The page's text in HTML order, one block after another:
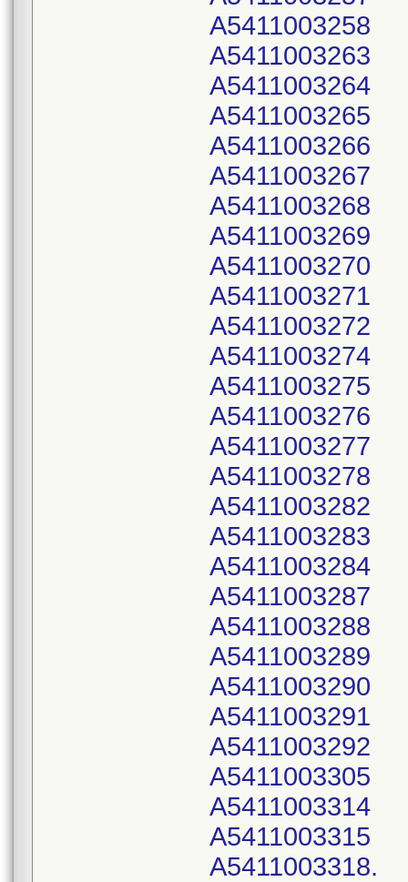
A5411003258
A5411003263
A5411003264
A5411003265
A5411003266
A5411003267
A5411003268
A5411003269
A5411003270
A5411003271
A5411003272
A5411003274
A5411003275
A5411003276
A5411003277
A5411003278
A5411003282
A5411003283
A5411003284
A5411003287
A5411003288
A5411003289
A5411003290
A5411003291
A5411003292
A5411003305
A5411003314
A5411003315
A5411003318.